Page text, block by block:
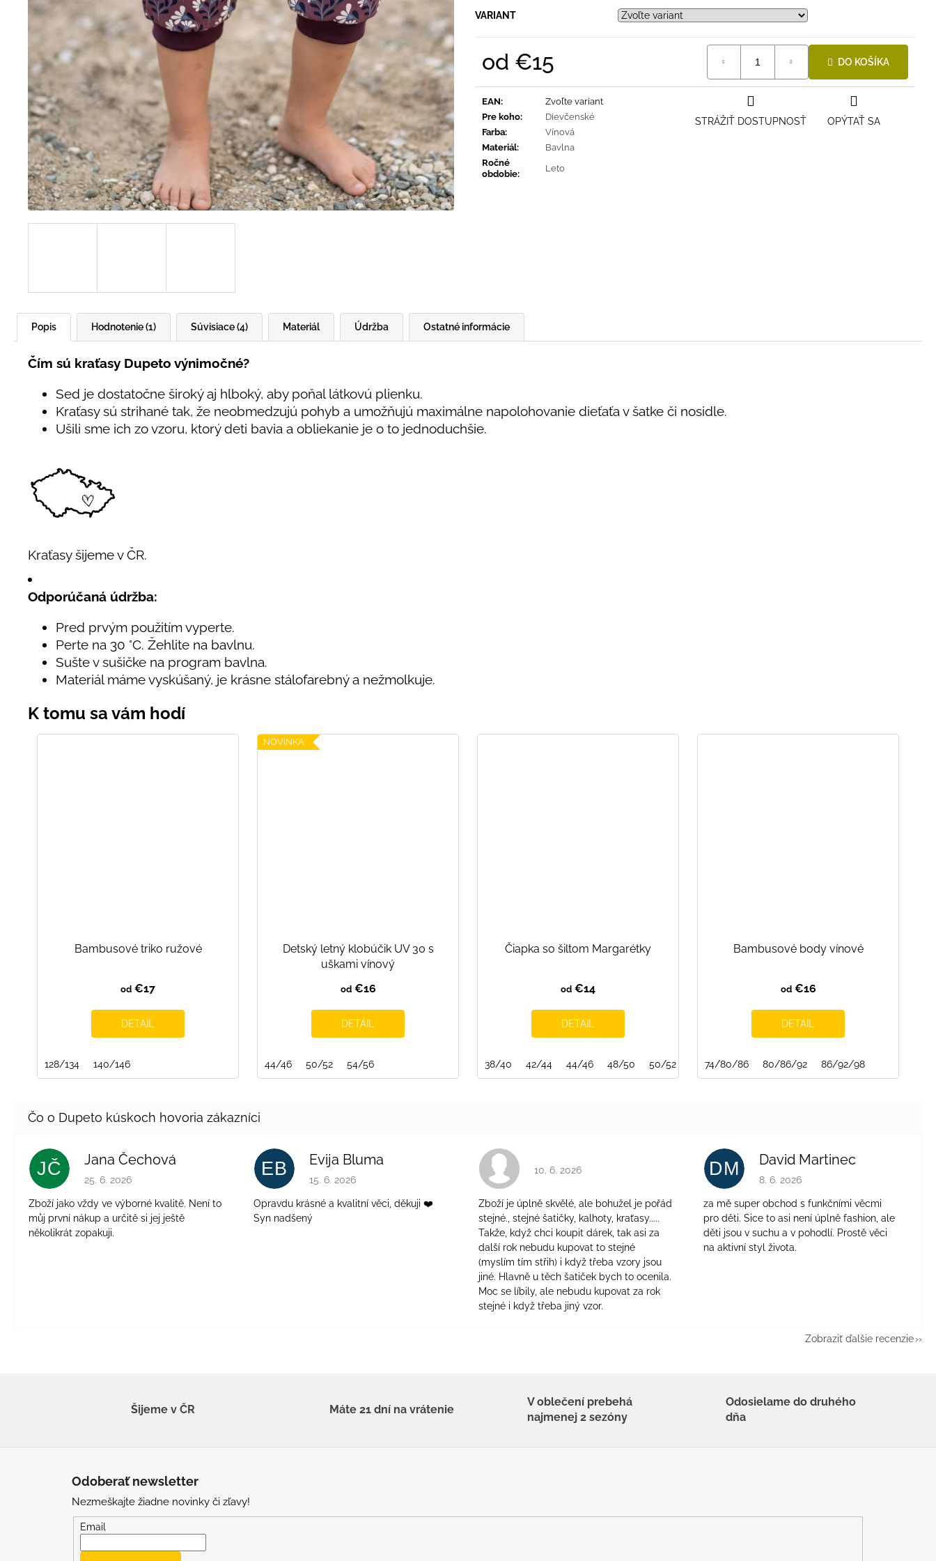
VARIANT
od €15 DO KOŠÍKA
EAN:
Zvoľte variant
Pre koho:
Dievčenské
Farba:
Vínová
Materiál:
Bavlna
Ročné
obdobie:
Leto
OPÝTAŤ SA
STRÁŽIŤ DOSTUPNOSŤ
Popis Hodnotenie (1) Súvisiace (4) Ostatné informácie
Materiál Údržba
Čím sú kraťasy Dupeto výnimočné?
Sed je dostatočne široký aj hlboký, aby poňal látkovú plienku.
Kraťasy sú strihané tak, že neobmedzujú pohyb a umožňujú maximálne napolohovanie dieťaťa v šatke či nosidle.
Ušili sme ich zo vzoru, ktorý deti bavia a obliekanie je o to jednoduchšie.
Kraťasy šijeme v ČR.
Odporúčaná údržba:
Pred prvým použitím vyperte.
Perte na 30 °C. Žehlite na bavlnu.
Sušte v sušičke na program bavlna.
Materiál máme vyskúšaný, je krásne stálofarebný a nežmolkuje.
Bambusové triko ružové
od €17
DETAIL
128/134 140/146
NOVINKA
Detský letný klobúčik UV 30 s
uškami vínový
od€16
DETAIL
44/46 50/52 54/56
Čiapka so šiltom Margarétky
od €14
DETAIL
38/40 42/44 44/46 48/50 50/52 52/54 54/56
Bambusové body vínové
od€16
DETAIL
74/80/86 80/86/92 86/92/98
JČ Jana Čechová
Hodnotenie obchodu je 5 z 5 hviezdičiek.
25. 6. 2026
Zboží jako vždy ve výborné kvalitě. Není to
můj první nákup a určitě si jej ještě
několikrát zopakuji.
EB Evija Bluma
Hodnotenie obchodu je 5 z 5 hviezdičiek.
15. 6. 2026
Opravdu krásné a kvalitní věci, děkuji ❤️
Syn nadšený
Hodnotenie obchodu je 4 z 5 hviezdičiek.
10. 6. 2026
Zboží je úplně skvělé, ale bohužel je pořád
stejné., stejné šatičky, kalhoty, kraťasy.....
Takže, když chci koupit dárek, tak asi za
další rok nebudu kupovat to stejné
(myslím tím střih) i když třeba vzory jsou
jiné. Hlavně u těch šatiček bych to ocenila.
Moc se líbily, ale nebudu kupovat za rok
stejné i když třeba jiný vzor.
DM David Martinec
Hodnotenie obchodu je 5 z 5
8. 6. 2026
za mě super obchod s funkčními věcmi
pro děti. Sice to asi není úplně fashion, ale
děti jsou v suchu a v pohodlí. Prostě věci
na aktivní styl života.
Zobraziť ďalšie recenzie
€16
€16
Šijeme v ČR Máte 21 dní na vrátenie
V oblečení prebehá
najmenej 2 sezóny
Odosielame do druhého
dňa
Odoberať newsletter
Nezmeškajte žiadne novinky či zľavy!
Email